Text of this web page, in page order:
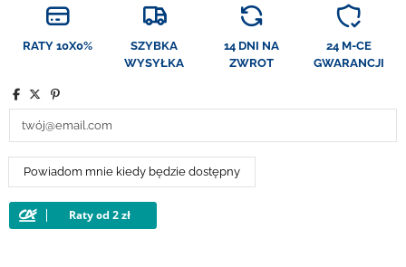
RATY 10X0%
SZYBKA
WYSYŁKA
14 DNI NA
ZWROT
24 M-CE
GWARANCJI